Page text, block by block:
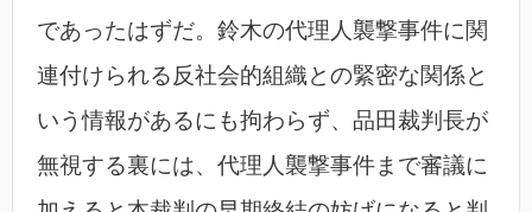
であったはずだ。鈴木の代理人襲撃事件に関
連付けられる反社会的組織との緊密な関係と
いう情報があるにも拘わらず、品田裁判長が
無視する裏には、代理人襲撃事件まで審議に